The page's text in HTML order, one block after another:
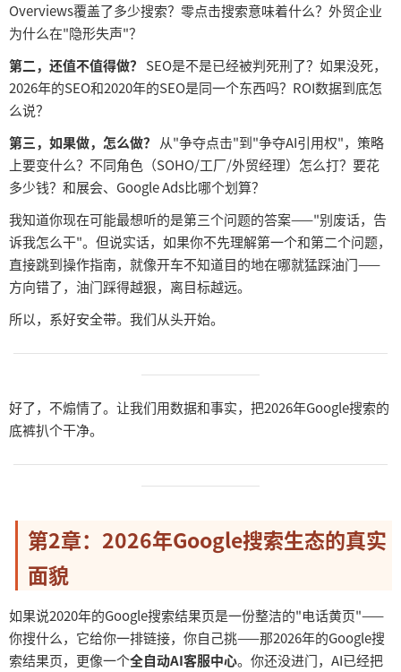
Overviews覆盖了多少搜索？零点击搜索意味着什么？外贸企业
为什么在"隐形失声"？
第二，还值不值得做？ SEO是不是已经被判死刑了？如果没死，
2026年的SEO和2020年的SEO是同一个东西吗？ROI数据到底怎
么说？
第三，如果做，怎么做？
从"争夺点击"到"争夺AI引用权"，策略
上要变什么？不同角色（SOHO/工厂/外贸经理）怎么打？要花
多少钱？和展会、Google Ads比哪个划算？
我知道你现在可能最想听的是第三个问题的答案——"别废话，告
诉我怎么干"。但说实话，如果你不先理解第一个和第二个问题，
直接跳到操作指南，就像开车不知道目的地在哪就猛踩油门——
方向错了，油门踩得越狠，离目标越远。
所以，系好安全带。我们从头开始。
──────────────────────────────────────
────────────
好了，不煽情了。让我们用数据和事实，把2026年Google搜索的
底裤扒个干净。
──────────────────────────────────────
────────────
第2章：2026年Google搜索生态的真实
面貌
如果说2020年的Google搜索结果页是一份整洁的"电话黄页"——
你搜什么，它给你一排链接，你自己挑——那2026年的Google搜
索结果页，更像一个全自动AI客服中心。你还没进门， AI已经把